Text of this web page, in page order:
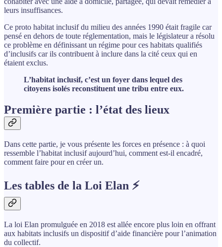
leurs insuffisances.
Ce proto habitat inclusif du milieu des années 1990 était fragile car
pensé en dehors de toute réglementation, mais le législateur a résolu
ce problème en définissant un régime pour ces habitats qualifiés
d’inclusifs car ils contribuent à inclure dans la cité ceux qui en
étaient exclus.
L’habitat inclusif, c’est un foyer dans lequel des
citoyens isolés reconstituent une tribu entre eux.
Première partie : l’état des lieux
Dans cette partie, je vous présente les forces en présence : à quoi
ressemble l’habitat inclusif aujourd’hui, comment est-il encadré,
comment faire pour en créer un.
Les tables de la Loi Elan ⚡
La loi Elan promulguée en 2018 est allée encore plus loin en offrant
aux habitats inclusifs un dispositif d’aide financière pour l’animation
du collectif.